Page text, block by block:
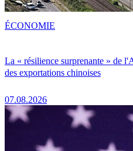
La « résilience surprenante » de
des exportations chinoises
07.08.2026
ÉCONOMIE